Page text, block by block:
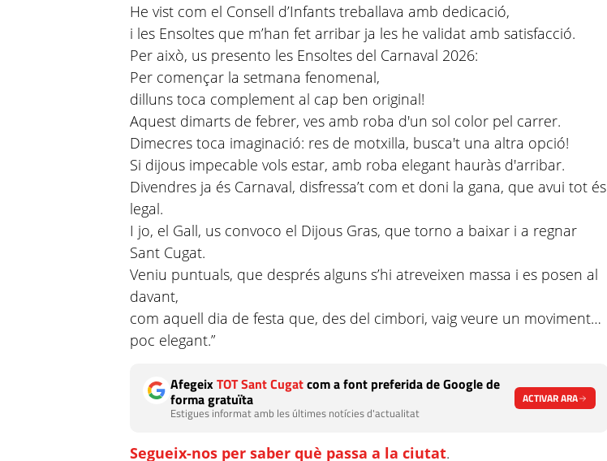
He vist com el Consell d’Infants treballava amb dedicació,
i les Ensoltes que m’han fet arribar ja les he validat amb satisfacció.
Per això, us presento les Ensoltes del Carnaval 2026:
Per començar la setmana fenomenal,
dilluns toca complement al cap ben original!
Aquest dimarts de febrer, ves amb roba d'un sol color pel carrer.
Dimecres toca imaginació: res de motxilla, busca't una altra opció!
Si dijous impecable vols estar, amb roba elegant hauràs d'arribar.
Divendres ja és Carnaval, disfressa’t com et doni la gana, que avui tot és
legal.
I jo, el Gall, us convoco el Dijous Gras, que torno a baixar i a regnar
Sant Cugat.
Veniu puntuals, que després alguns s’hi atreveixen massa i es posen al
davant,
com aquell dia de festa que, des del cimbori, vaig veure un moviment…
poc elegant.”
AfegeixTOT Sant Cugatcom a font preferida de Google de
forma gratuïta
Estigues informat amb les últimes notícies d'actualitat
ACTIVAR ARA
Segueix-nos per saber què passa a la ciutat.